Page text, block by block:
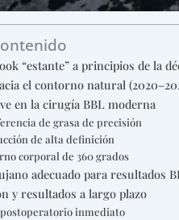
“estante” a principios de la
el contorno natural
en la cirugía BBL moderna
de grasa de precisión
de alta definición
corporal de 360 grados
adecuado para resultados
y resultados a largo plazo
inmediato